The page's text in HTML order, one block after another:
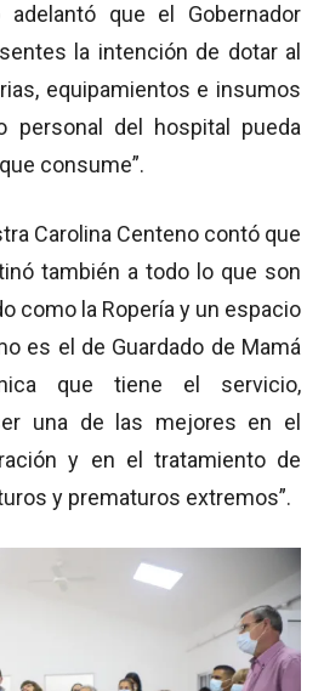
adelantó que el Gobernador
la intención de dotar al
equipamientos e insumos
personal del hospital pueda
consume”.
Carolina Centeno contó que
también a todo lo que son
como la Ropería y un espacio
es el de Guardado de Mamá
que tiene el servicio,
una de las mejores en el
y en el tratamiento de
y prematuros extremos”.